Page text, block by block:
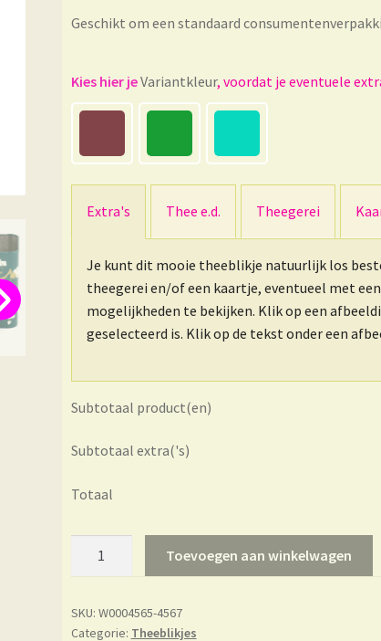
Geschikt om een standaard
Variantkleur
Extra's Thee e.d. Theegerei
Je kunt dit mooie theeblikje natuurlijk los
theegerei en/of een kaartje, eventueel met
mogelijkheden te bekijken. Klik op een
geselecteerd is. Klik op de tekst onder een
Subtotaal product(en)
Subtotaal extra('s)
Totaal
-
Japan
Toevoegen aan winkelwagen
SKU: W0004565-4567
Categorie: Theeblikjes